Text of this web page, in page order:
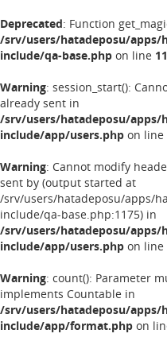
Deprecated: Function
/srv/users/hatadeposu/apps/
include/qa-base.php on line
Warning: session_start():
already sent in
/srv/users/hatadeposu/apps/
include/app/users.php on line
Warning: Cannot modify
sent by (output started at
/srv/users/hatadeposu/apps/
include/qa-base.php:1175) in
/srv/users/hatadeposu/apps/
include/app/users.php on line
Warning: count(): Parameter
implements Countable in
/srv/users/hatadeposu/apps/
include/app/format.php on